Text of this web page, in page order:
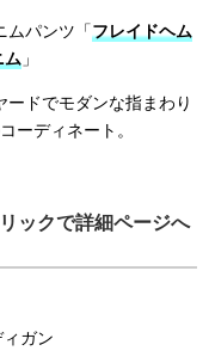
パンツ「 フレイドヘム
ム」
ドでモダンな指まわり
ーディネート。
ックで詳細ページへ
ガン